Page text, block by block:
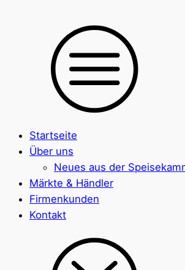
Startseite
Über uns
Neues aus der
Märkte & Händler
Firmenkunden
Kontakt